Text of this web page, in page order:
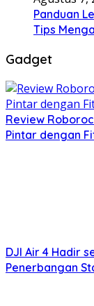
Panduan
Tips
Gadget
Review
Pintar dengan
DJI Air 4 Hadir
Penerbangan